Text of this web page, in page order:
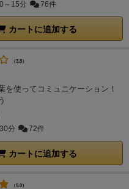
～15分 76件
カートに追加する
（3.8）
を使ってコミュニケーション！
30分 72件
カートに追加する
（5.0）